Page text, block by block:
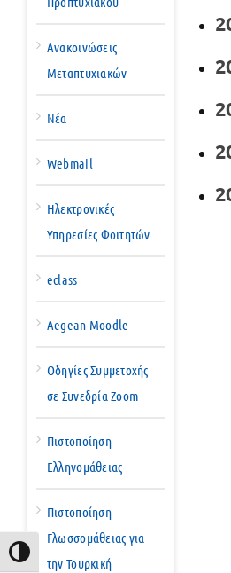
Εναλλαγή Υψηλής Αντίθεσης
Ανακοινώσεις
Μεταπτυχιακών
Νέα
Webmail
Ηλεκτρονικές
Υπηρεσίες Φοιτητών
eclass
Aegean Moodle
Οδηγίες Συμμετοχής
σε Συνεδρία Zoom
Πιστοποίηση
Ελληνομάθειας
Πιστοποίηση
Γλωσσομάθειας για
την Τουρκική